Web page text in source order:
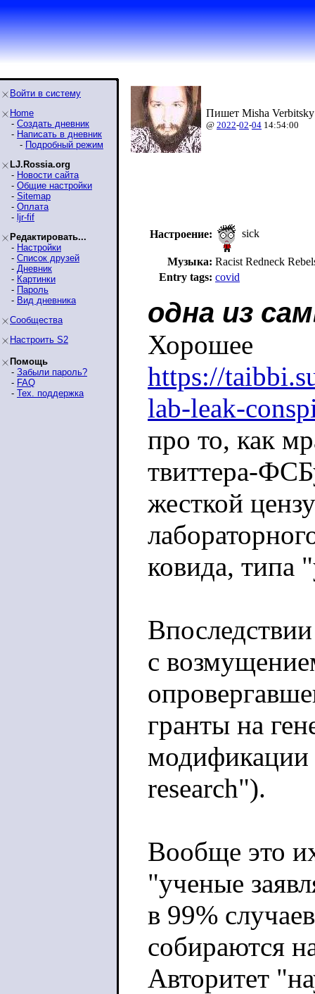
Войти в систему
Home
- Создать дневник
- Написать в дневник
- Подробный режим
LJ.Rossia.org
- Новости сайта
- Общие настройки
- Sitemap
- Оплата
- ljr-fif
Редактировать...
- Настройки
- Список друзей
- Дневник
- Картинки
- Пароль
- Вид дневника
Сообщества
Настроить S2
Помощь
- Забыли пароль?
- FAQ
- Тех. поддержка
Пишет Misha
@ 2022-02-04 14:54:00
Настроение: sick
Музыка: Racist Redneck
Entry tags: covid
одна из
Хорошее
https://
lab-leak-
про то, как
твиттера-
жесткой
ковида, типа
с
гранты на
research").
Вообще это
"ученые
в 99%
собираются
Авторитет